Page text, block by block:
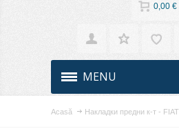
0,00 €
MENU
Acasă Накладки предни к-т - FIAT